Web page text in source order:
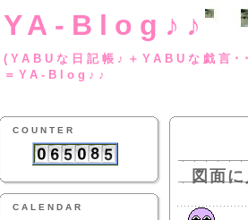
YA-Blog♪♪
(YABUな日記帳♪
＝YA-Blog♪♪
COUNTER
CALENDAR
図面